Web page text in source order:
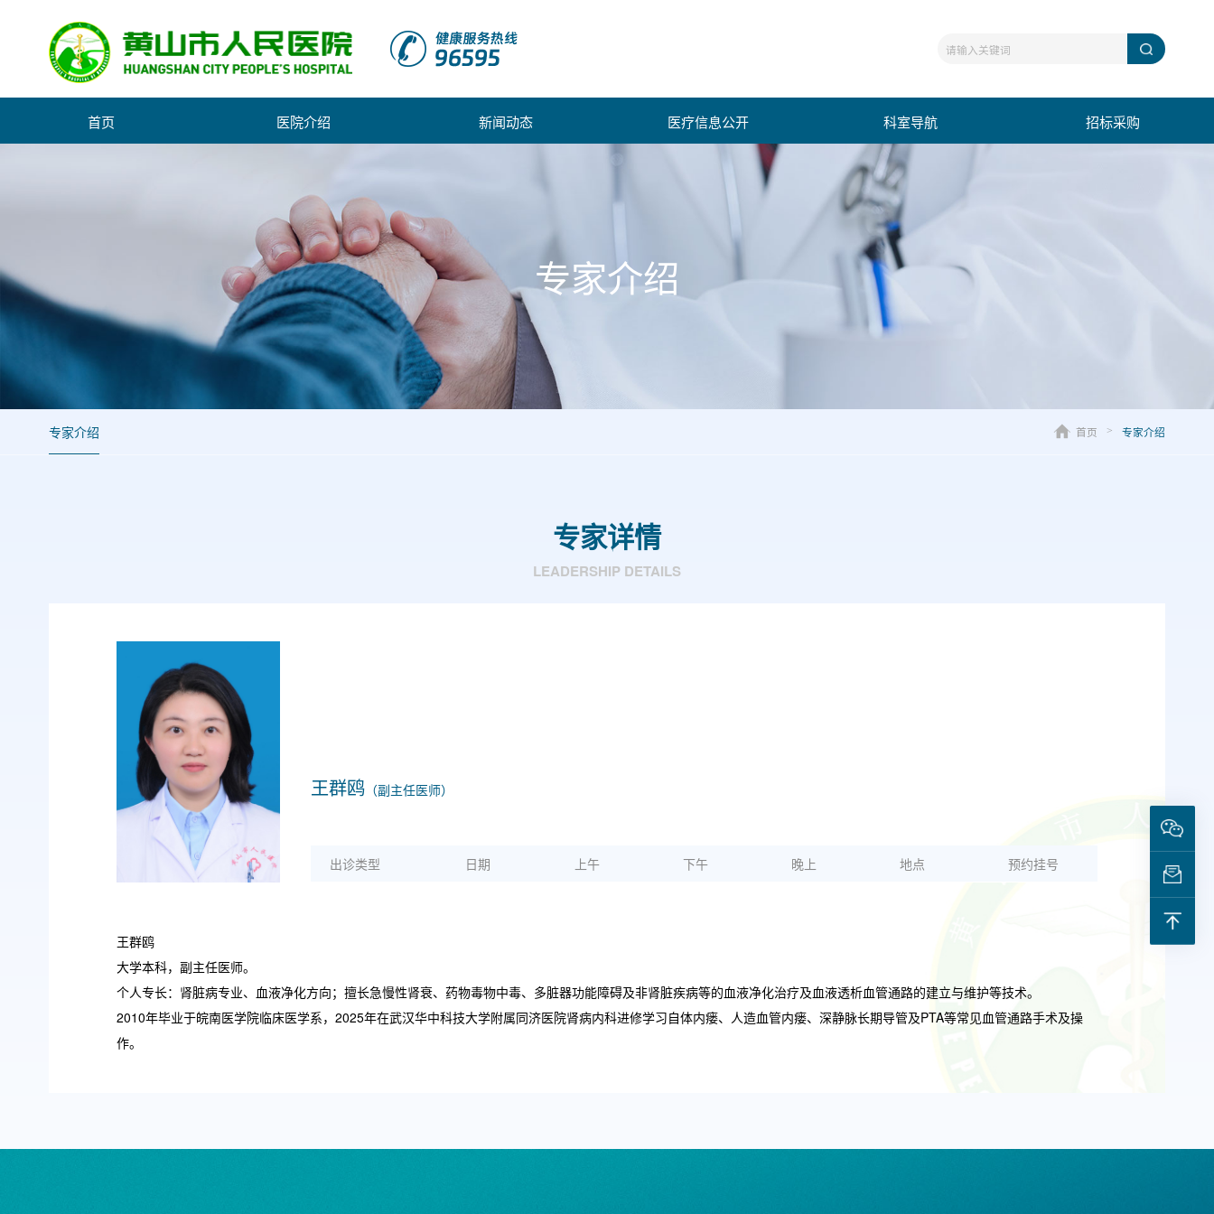
首页 医院介绍 新闻动态 医疗信息公开 科室导航 招标采购
专家介绍
专家介绍 首页 > 专家介绍
专家详情
LEADERSHIP DETAILS
王群鸥（副主任医师）
出诊类型 日期 上午 下午 晚上 地点 预约挂号
王群鸥
大学本科，副主任医师。
个人专长：肾脏病专业、血液净化方向；擅长急慢性肾衰、药物毒物中毒、多脏器功能障碍及非肾脏疾病等的血液净化治疗及血液透析血管通路的建立与维护等技术。
2010年毕业于皖南医学院临床医学系，2025年在武汉华中科技大学附属同济医院肾病内科进修学习自体内瘘、人造血管内瘘、深静脉长期导管及PTA等常见血管通路手术及操
作。